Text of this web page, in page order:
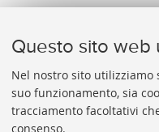
Questo sito web
Nel nostro sito utilizziamo
suo funzionamento, sia
tracciamento facoltativi
consenso.